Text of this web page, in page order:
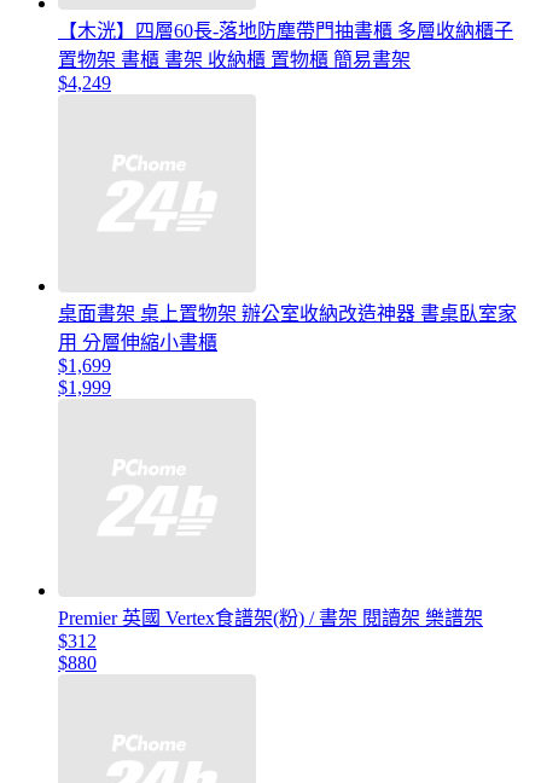
【木洸】四層60長-落地防塵帶門抽書櫃 多層收納櫃子
置物架 書櫃 書架 收納櫃 置物櫃 簡易書架
$4,249
桌面書架 桌上置物架 辦公室收納改造神器 書桌臥室家
用 分層伸縮小書櫃
$1,699
$1,999
Premier 英國 Vertex食譜架(粉) / 書架 閱讀架 樂譜架
$312
$880